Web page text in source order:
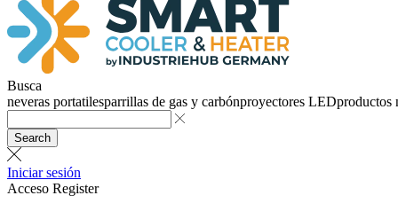
Busca
neveras portatilesparrillas de gas y carbónproyectores LEDproductos
Search
Iniciar sesión
Acceso Register